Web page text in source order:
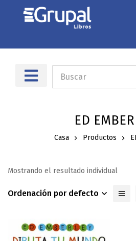
ED
Casa Productos
Mostrando el resultado individual
Ordenación por defecto